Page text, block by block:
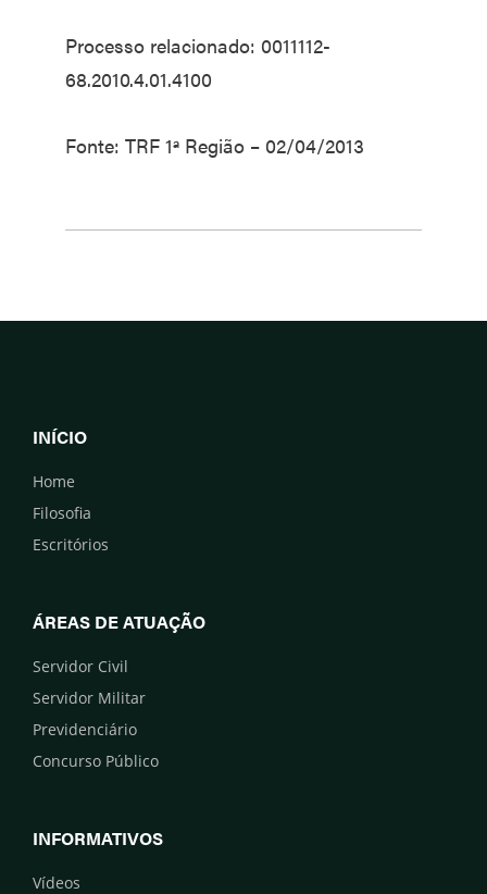
Processo relacionado: 0011112-
68.2010.4.01.4100
Fonte: TRF 1ª Região – 02/04/2013
INÍCIO
Home
Filosofia
Escritórios
ÁREAS DE ATUAÇÃO
Servidor Civil
Servidor Militar
Previdenciário
Concurso Público
INFORMATIVOS
Vídeos